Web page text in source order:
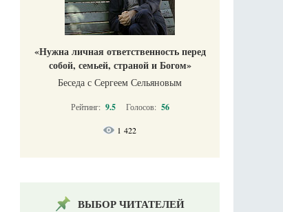
«Нужна личная ответственность перед
собой, семьей, страной и Богом»
Беседа с Сергеем Сельяновым
Рейтинг: 9.5 Голосов: 56
1 422
ВЫБОР ЧИТАТЕЛЕЙ